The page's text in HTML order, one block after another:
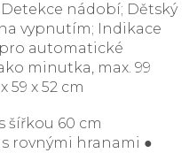
nádobí; Dětský
vypnutím; Indikace
automatické
minutka, max. 99
59 x 52 cm
šířkou 60 cm
rovnými hranami ●